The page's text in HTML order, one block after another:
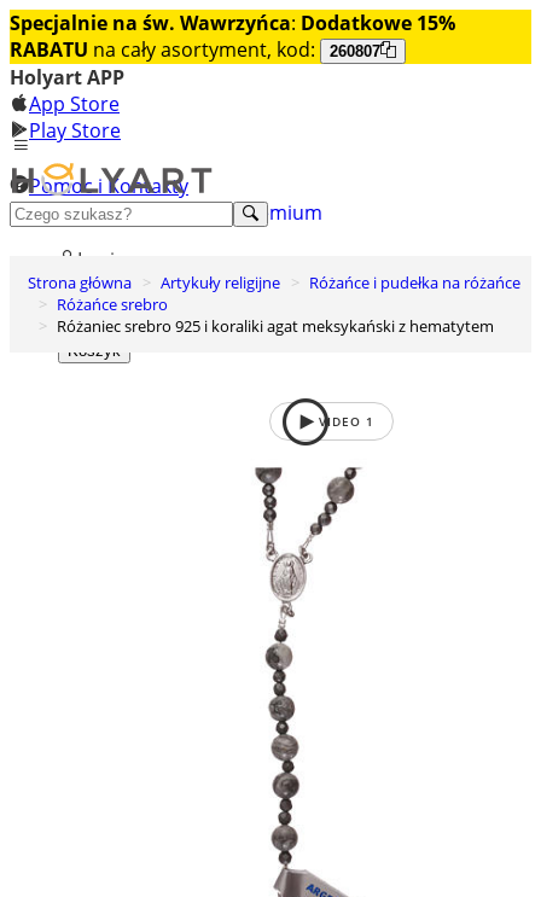
Specjalnie na św. Wawrzyńca: Dodatkowe 15%
RABATU na cały asortyment, kod: 260807
Holyart APP
App Store
Play Store
Pomoc i Kontakty
+48 222 922 860
Odkryj premium
Login
Lista życzeń
0
Koszyk
Strona główna Artykuły religijne
Różańce i pudełka na różańce
Różańce srebro
Różaniec srebro 925 i koraliki agat meksykański z hematytem
VIDEO 1